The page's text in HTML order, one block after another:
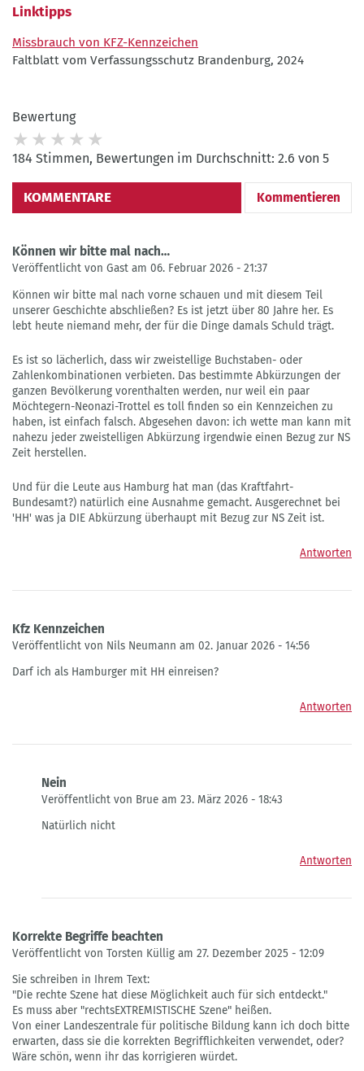
Linktipps
Missbrauch von KFZ-Kennzeichen
Faltblatt vom Verfassungsschutz Brandenburg, 2024
Bewertung
184 Stimmen, Bewertungen im Durchschnitt: 2.6 von 5
KOMMENTARE Kommentieren
Können wir bitte mal nach…
Veröffentlicht von Gast am 06. Februar 2026 - 21:37
Können wir bitte mal nach vorne schauen und mit diesem Teil
unserer Geschichte abschließen? Es ist jetzt über 80 Jahre her. Es
lebt heute niemand mehr, der für die Dinge damals Schuld trägt.
Es ist so lächerlich, dass wir zweistellige Buchstaben- oder
Zahlenkombinationen verbieten. Das bestimmte Abkürzungen der
ganzen Bevölkerung vorenthalten werden, nur weil ein paar
Möchtegern-Neonazi-Trottel es toll finden so ein Kennzeichen zu
haben, ist einfach falsch. Abgesehen davon: ich wette man kann mit
nahezu jeder zweistelligen Abkürzung irgendwie einen Bezug zur NS
Zeit herstellen.
Und für die Leute aus Hamburg hat man (das Kraftfahrt-
Bundesamt?) natürlich eine Ausnahme gemacht. Ausgerechnet bei
'HH' was ja DIE Abkürzung überhaupt mit Bezug zur NS Zeit ist.
Antworten
Kfz Kennzeichen
Veröffentlicht von Nils Neumann am 02. Januar 2026 - 14:56
Darf ich als Hamburger mit HH einreisen?
Antworten
Nein
Veröffentlicht von Brue am 23. März 2026 - 18:43
auf
Natürlich nicht
Antworten
Korrekte Begriffe beachten
Veröffentlicht von Torsten Küllig am 27. Dezember 2025 - 12:09
Sie schreiben in Ihrem Text:
"Die rechte Szene hat diese Möglichkeit auch für sich entdeckt."
Es muss aber "rechtsEXTREMISTISCHE Szene" heißen.
Von einer Landeszentrale für politische Bildung kann ich doch bitte
erwarten, dass sie die korrekten Begrifflichkeiten verwendet, oder?
Wäre schön, wenn ihr das korrigieren würdet.